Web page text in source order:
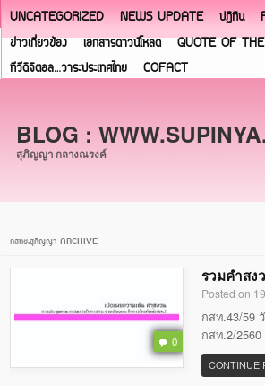
UNCATEGORIZED NEWS UPDATE ปฏิทิน
ข่าวเกี่ยวข้อง
เอกสารดาวน์โหลด QUOTE OF
ทีวีดิจิตอล…วาระประเทศไทย
COFACT
BLOG :
สุภิญญา กลางณรงค์
กสทช.สุภิญญา ARCHIVE
0
รวมคำสง
Posted on
กสท.43/59
กสท.2/
CONTINUE